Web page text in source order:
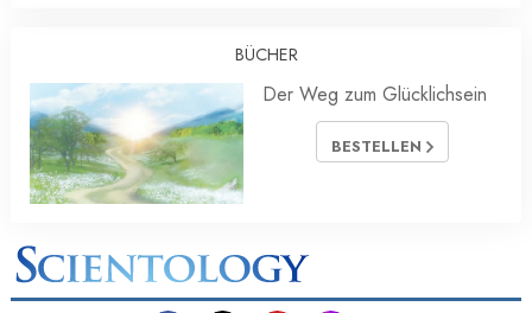
BÜCHER
Der Weg zum Glücklichsein
BESTELLEN